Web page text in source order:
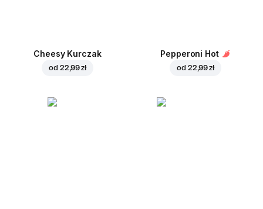
Cheesy Kurczak
od 22,99 zł
Pepperoni Hot
od 22,99 zł